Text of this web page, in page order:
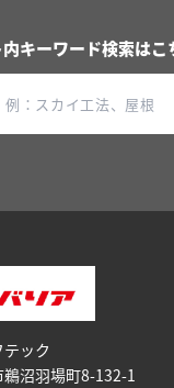
キーワード検索はこ
ック
沼⽻場町8-132-1